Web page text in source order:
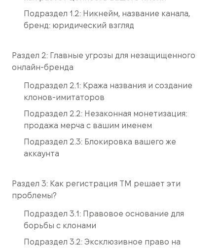
Подраздел 1.2: Никнейм, название канала,
бренд: юридический взгляд
Раздел 2: Главные угрозы для незащищенного
онлайн-бренда
Подраздел 2.1: Кража названия и создание
клонов-имитаторов
Подраздел 2.2: Незаконная монетизация:
продажа мерча с вашим именем
Подраздел 2.3: Блокировка вашего же
аккаунта
Раздел 3: Как регистрация ТМ решает эти
проблемы?
Подраздел 3.1: Правовое основание для
борьбы с клонами
Подраздел 3.2: Эксклюзивное право на